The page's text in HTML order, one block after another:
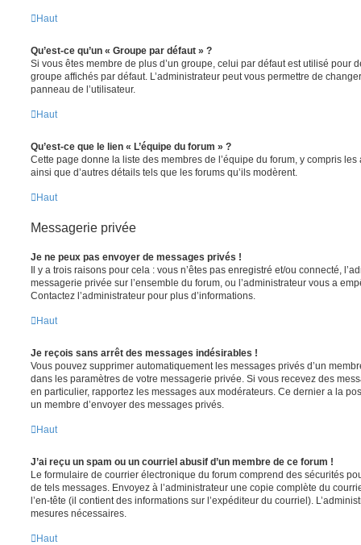
Haut
Qu’est-ce qu’un « Groupe par défaut » ?
Si vous êtes membre de plus d’un groupe, celui par défaut est utilisé pour
groupe affichés par défaut. L’administrateur peut vous permettre de
panneau de l’utilisateur.
Haut
Qu’est-ce que le lien « L’équipe du forum » ?
Cette page donne la liste des membres de l’équipe du forum, y compris
ainsi que d’autres détails tels que les forums qu’ils modèrent.
Haut
Messagerie privée
Je ne peux pas envoyer de messages privés !
Il y a trois raisons pour cela : vous n’êtes pas enregistré et/ou connecté,
messagerie privée sur l’ensemble du forum, ou l’administrateur vous a
Contactez l’administrateur pour plus d’informations.
Haut
Je reçois sans arrêt des messages indésirables !
Vous pouvez supprimer automatiquement les messages privés d’un
dans les paramètres de votre messagerie privée. Si vous recevez des
en particulier, rapportez les messages aux modérateurs. Ce dernier a la
un membre d’envoyer des messages privés.
Haut
J’ai reçu un spam ou un courriel abusif d’un membre de ce forum !
Le formulaire de courrier électronique du forum comprend des sécurités
de tels messages. Envoyez à l’administrateur une copie complète du
l’en-tête (il contient des informations sur l’expéditeur du courriel).
mesures nécessaires.
Haut